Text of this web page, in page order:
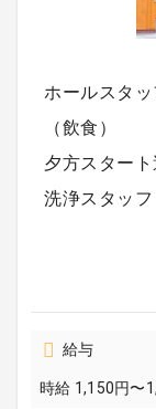
ホールスタ
（飲食）
夕方スター
洗浄スタッフ
給与
時給 1,150円〜